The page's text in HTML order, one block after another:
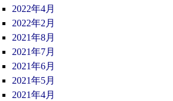
2022年4月
2022年2月
2021年8月
2021年7月
2021年6月
2021年5月
2021年4月